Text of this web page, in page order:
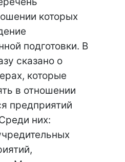
которых
подготовки. В
сказано о
которые
в отношении
предприятий
них: